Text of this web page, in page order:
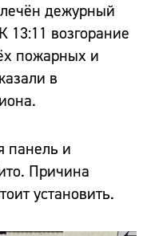
дежурный
13:11 возгорание
пожарных и
в
панель и
Причина
установить.